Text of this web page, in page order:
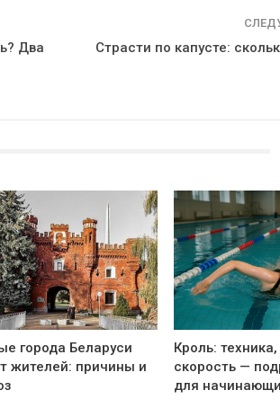
Два
Страсти по капусте:
города Беларуси
жителей: причины и
Кроль:
скорость —
для